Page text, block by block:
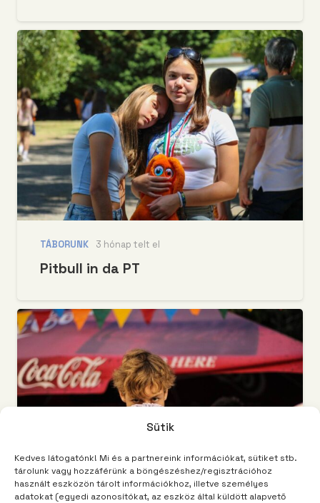
Sütik
Kedves látogatónk! Mi és a partnereink információkat, sütiket stb.
tárolunk vagy hozzáférünk a böngészéshez/regisztrációhoz
használt eszközön tárolt információkhoz, illetve személyes
adatokat (egyedi azonosítókat, az eszköz által küldött alapvető
TÁBORUNK 3 hónap telt el
Pitbull in da PT